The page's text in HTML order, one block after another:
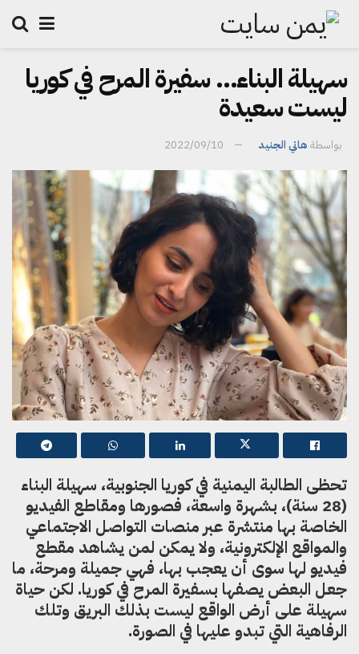
سهيلة البناء… سفيرة المرح في كوريا
ليست سعيدة
بواسطة هاني الجنيد 2022/09/10
تحظى الطالبة اليمنية في كوريا الجنوبية، سهيلة البناء
(28 سنة)
، بشهرة واسعة، فصورها ومقاطع الفيديو
الخاصة بها منتشرة عبر منصات التواصل الاجتماعي
والمواقع الإلكترونية، ولا يمكن لمن يشاهد مقطع
فيديو لها سوى أن يعجب بها، فهي جميلة ومرحة، ما
جعل البعض يصفها بسفيرة المرح في كوريا. لكن حياة
سهيلة على أرض الواقع ليست بذلك البريق وتلك
الرفاهية التي تبدو عليها في الصورة.